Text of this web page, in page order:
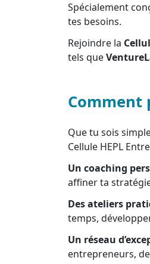
Spécialement
tes besoins.
Rejoindre la
tels que
Comment
Que tu sois
Cellule HEPL
Un coaching
affiner ta
Des ateliers
temps,
Un réseau
entrepreneurs,